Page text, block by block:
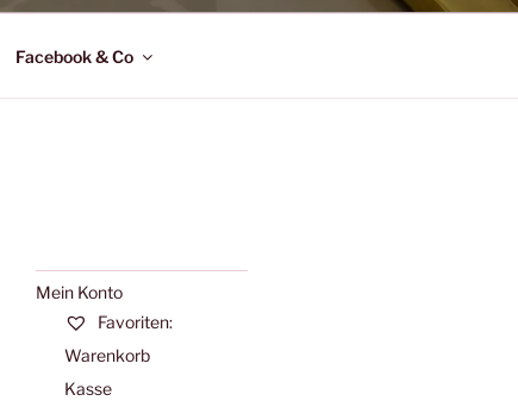
Facebook & Co
Mein Konto
Favoriten:
Warenkorb
Kasse